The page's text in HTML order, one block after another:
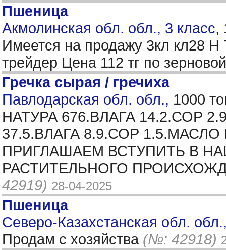
Пшеница
Акмолинская обл. обл., 3 класс,
Имеется на продажу 3кл кл28
трейдер Цена 112 тг по
Гречка сырая / гречиха
Павлодарская обл. обл., 1000
НАТУРА 676.ВЛАГА 14.2.СОР
37.5.ВЛАГА 8.9.СОР
ПРИГЛАШАЕМ ВСТУПИТЬ В
РАСТИТЕЛЬНОГО
42919) 28-04-2025
Пшеница
Северо-Казахстанская обл.
Продам с хозяйства (№: 42918)